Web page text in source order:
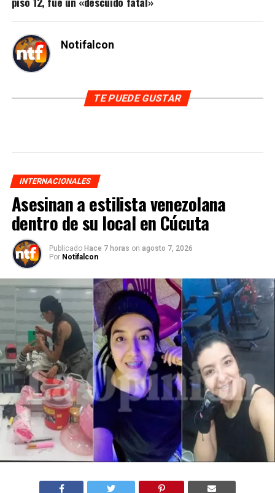
Notifalcon
TE PUEDE GUSTAR
INTERNACIONALES
Asesinan a estilista venezolana
dentro de su local en Cúcuta
Publicado Hace 7 horas on agosto 7, 2026
Por Notifalcon